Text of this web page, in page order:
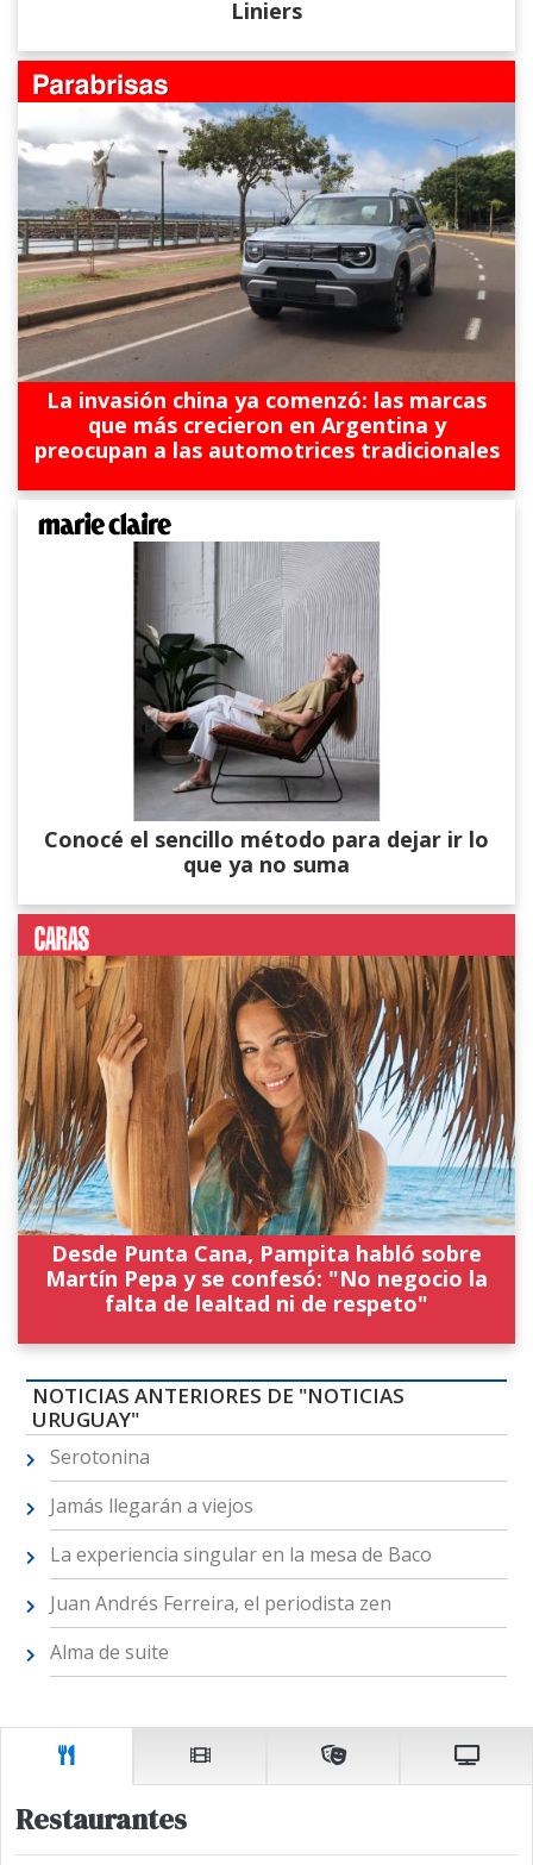
Liniers
La invasión china ya comenzó: las marcas
que más crecieron en Argentina y
preocupan a las automotrices tradicionales
Conocé el sencillo método para dejar ir lo
que ya no suma
Desde Punta Cana, Pampita habló sobre
Martín Pepa y se confesó: "No negocio la
falta de lealtad ni de respeto"
NOTICIAS ANTERIORES DE "NOTICIAS
URUGUAY"
Serotonina
Jamás llegarán a viejos
La experiencia singular en la mesa de Baco
Juan Andrés Ferreira, el periodista zen
Alma de suite
Restaurantes